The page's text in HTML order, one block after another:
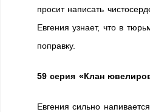
просит написать
Евгения узнает, что в
поправку.
59 серия «Клан
Евгения сильно